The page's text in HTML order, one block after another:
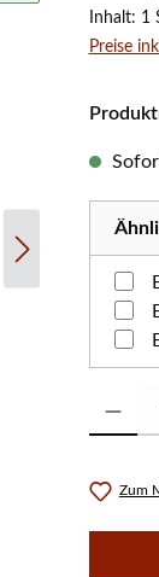
Inhalt: 1
Preise
Produkt
Zum